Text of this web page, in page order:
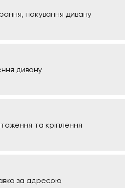
пакування дивану
дивану
та кріплення
за адресою